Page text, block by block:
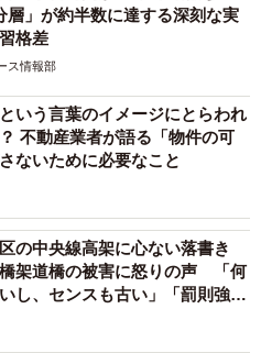
あちゃんは子ども達にとって
育て時代に戻ってしまって
ちゃんに戻ってくれたこと
そして最後に家族のいる家
おかえり、お母さん」です」
くださりありがとうござい
嬉しいです。実家に帰れた
させていただきます」
層」が約半数に達する深刻な実
格差
ス情報部
という言葉のイメージにとらわれ
不動産業者が語る「物件の可
ないために必要なこと
の中央線高架に心ない落書き
架道橋の被害に怒りの声 「何
し、センスも古い」「罰則強化